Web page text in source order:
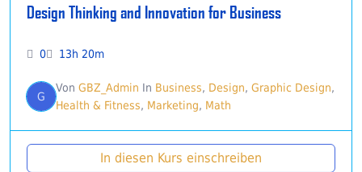
Design Thinking and Innovation for Business
0 13h 20m
G
Von GBZ_Admin In Business, Design, Graphic Design,
Health & Fitness, Marketing, Math
In diesen Kurs einschreiben